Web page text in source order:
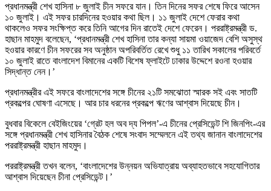
প্রধানমন্ত্রী শেখ হাসিনা ৮ জুলাই চীন সফরে যান। তিন দিনের সফর শেষে ফিরে আসেন
১০ জুলাই। এই সফর চারদিনের হওয়ার কথা ছিল। ১১ জুলাই দেশে ফেরার কথা
থাকলেও সফর সংক্ষিপ্ত করে তিনি আগের দিন রাতেই দেশে ফেরেন। পররাষ্ট্রমন্ত্রী ড.
হাছান মাহমুদ বলেছেন, ‘প্রধানমন্ত্রী শেখ হাসিনা তার কন্যা সায়মা ওয়াজেদ বেশি অসুস্থ
হওয়ার কারণে চীন সফরের সব অনুষ্ঠান অপরিবর্তিত রেখে শুধু ১১ তারিখ সকালের পরিবর্তে
১০ জুলাই রাতে বাংলাদেশ বিমানের একটি বিশেষ ফ্লাইটে ঢাকার উদ্দেশে রওনা হওয়ার
সিদ্ধান্ত নেন।’
প্রধানমন্ত্রীর এই সফরে বাংলাদেশের সঙ্গে চীনের ২১টি সমঝোতা স্মারক সই এবং সাতটি
প্রকল্পের ঘোষণা এসেছে। আর চার ধরনের প্রকল্পে ঋণের আশ্বাস দিয়েছে চীন।
বুধবার বিকেলে বেইজিংয়ের ‘গ্রেট হল অব দ্য পিপল’-এ চীনের প্রেসিডেন্ট শি জিনপিং-এর
সঙ্গে প্রধানমন্ত্রী শেখ হাসিনার বৈঠক শেষে সংবাদ সম্মেলনে এই তথ্য জানান বাংলাদেশের
পররাষ্ট্রমন্ত্রী হাছান মাহমুদ।
পররাষ্ট্রমন্ত্রী তখন বলেন, ‘বাংলাদেশের উন্নয়ন অভিযাত্রায় অব্যাহতভাবে সহযোগিতার
আশ্বাস দিয়েছেন চীনা প্রেসিডেন্ট।’